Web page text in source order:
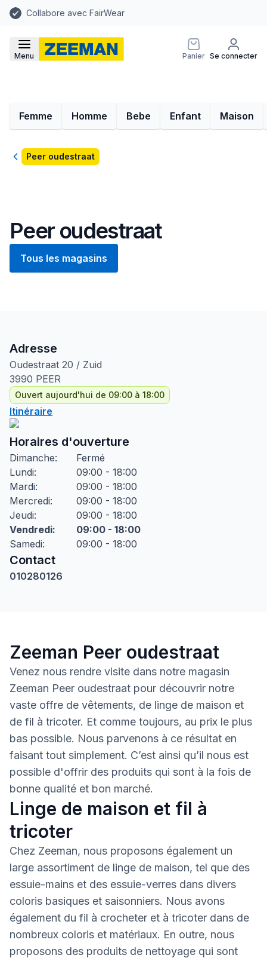
Collabore avec FairWear
Menu Panier Se connecter
Femme Homme Bebe Enfant Maison
RetourPeer oudestraat
Peer oudestraat
Tous les magasins
Adresse
Oudestraat 20 / Zuid
3990 PEER
Ouvert aujourd'hui de 09:00 à 18:00
Itinéraire
Horaires d'ouverture
Dimanche:
Fermé
Lundi:
09:00 - 18:00
Mardi:
09:00 - 18:00
Mercredi:
09:00 - 18:00
Jeudi:
09:00 - 18:00
Vendredi:
09:00 - 18:00
Samedi: 09:00 - 18:00
Contact
010280126
Zeeman Peer oudestraat
Venez nous rendre visite dans notre magasin
Zeeman Peer oudestraat pour découvrir notre
vaste offre de vêtements, de linge de maison et
de fil à tricoter. Et comme toujours, au prix le plus
bas possible. Nous parvenons à ce résultat en
faisant tout simplement. C’est ainsi qu’il nous est
possible d'offrir des produits qui sont à la fois de
bonne qualité et bon marché.
Linge de maison et fil à
tricoter
Chez Zeeman, nous proposons également un
large assortiment de linge de maison, tel que des
essuie-mains et des essuie-verres dans divers
coloris basiques et saisonniers. Nous avons
également du fil à crocheter et à tricoter dans de
nombreux coloris et matériaux. En outre, nous
proposons des produits de nettoyage qui sont